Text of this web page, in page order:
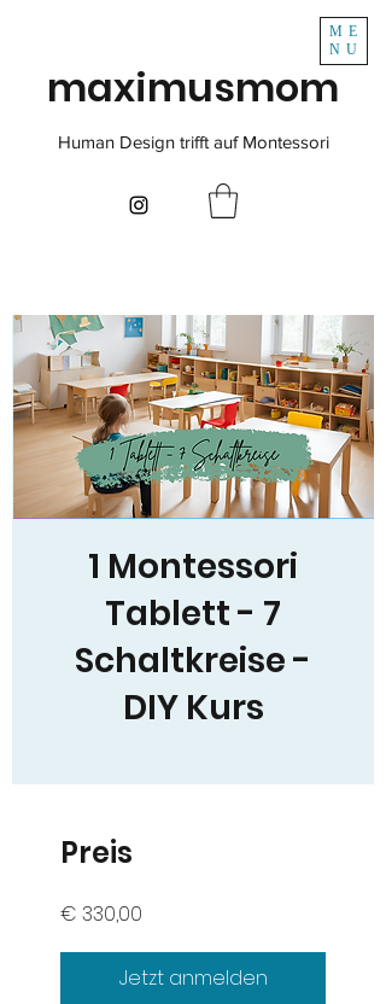
maximusmom
Human Design trifft auf Montessori
ME
NU
1 Montessori
Tablett - 7
Schaltkreise -
DIY Kurs
Preis
€ 330,00
Jetzt anmelden